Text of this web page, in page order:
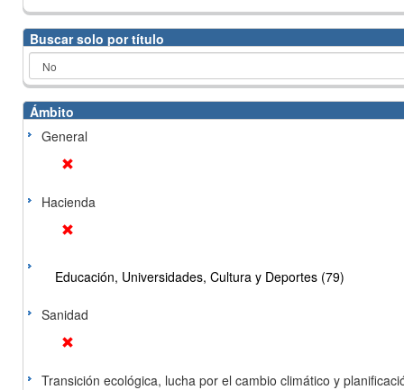
Buscar solo por título
Ámbito
General
Hacienda
Educación, Universidades, Cultura y Deportes (79)
Sanidad
Transición ecológica, lucha por el cambio climático y